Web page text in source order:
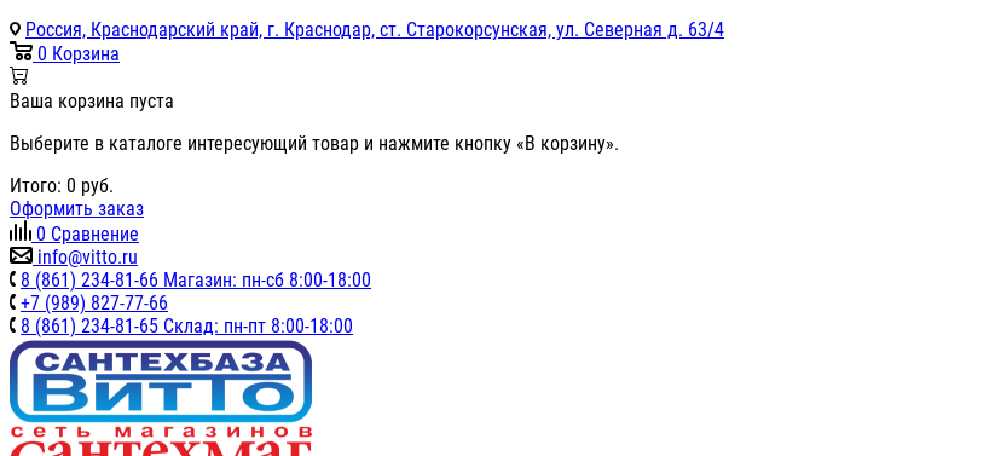
Россия, Краснодарский край, г. Краснодар, ст. Старокорсунская, ул. Северная д. 63/4
0 Корзина
Ваша корзина пуста
Выберите в каталоге интересующий товар и нажмите кнопку «В корзину».
Итого: 0 руб.
Оформить заказ
0 Сравнение
info@vitto.ru
8 (861) 234-81-66 Магазин: пн-сб 8:00-18:00
+7 (989) 827-77-66
8 (861) 234-81-65 Склад: пн-пт 8:00-18:00